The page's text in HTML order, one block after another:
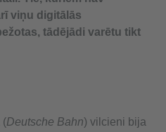
viņu digitālās
tādējādi varētu tikt
(Deutsche Bahn) vilcieni bija